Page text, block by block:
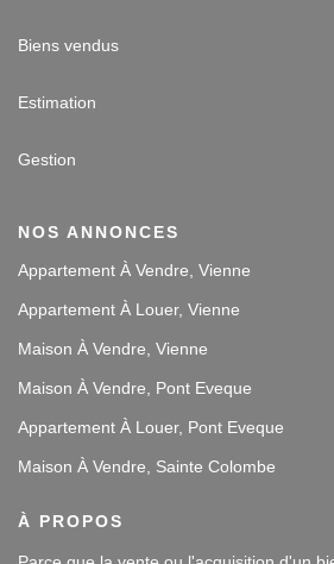
Biens vendus
Estimation
Gestion
NOS ANNONCES
Appartement À Vendre, Vienne
Appartement À Louer, Vienne
Maison À Vendre, Vienne
Maison À Vendre, Pont Eveque
Appartement À Louer, Pont Eveque
Maison À Vendre, Sainte Colombe
À PROPOS